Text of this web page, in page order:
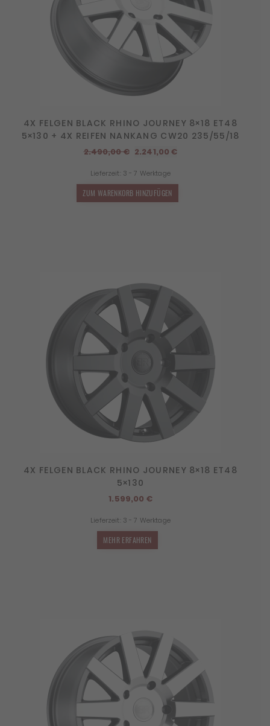
4X FELGEN BLACK RHINO JOURNEY 8×18 ET48
5×130 + 4X REIFEN NANKANG CW20 235/55/18
2.490,00€ Ursprünglicher
war:
2.490,00 €
2.241,00€Aktueller
Lieferzeit: 3 - 7 Werktage
ZUM WARENKORB HINZUFÜGEN
4X FELGEN BLACK RHINO JOURNEY 8×18 ET48
5×130
1.599,00 €
Lieferzeit: 3 - 7 Werktage
MEHR ERFAHREN